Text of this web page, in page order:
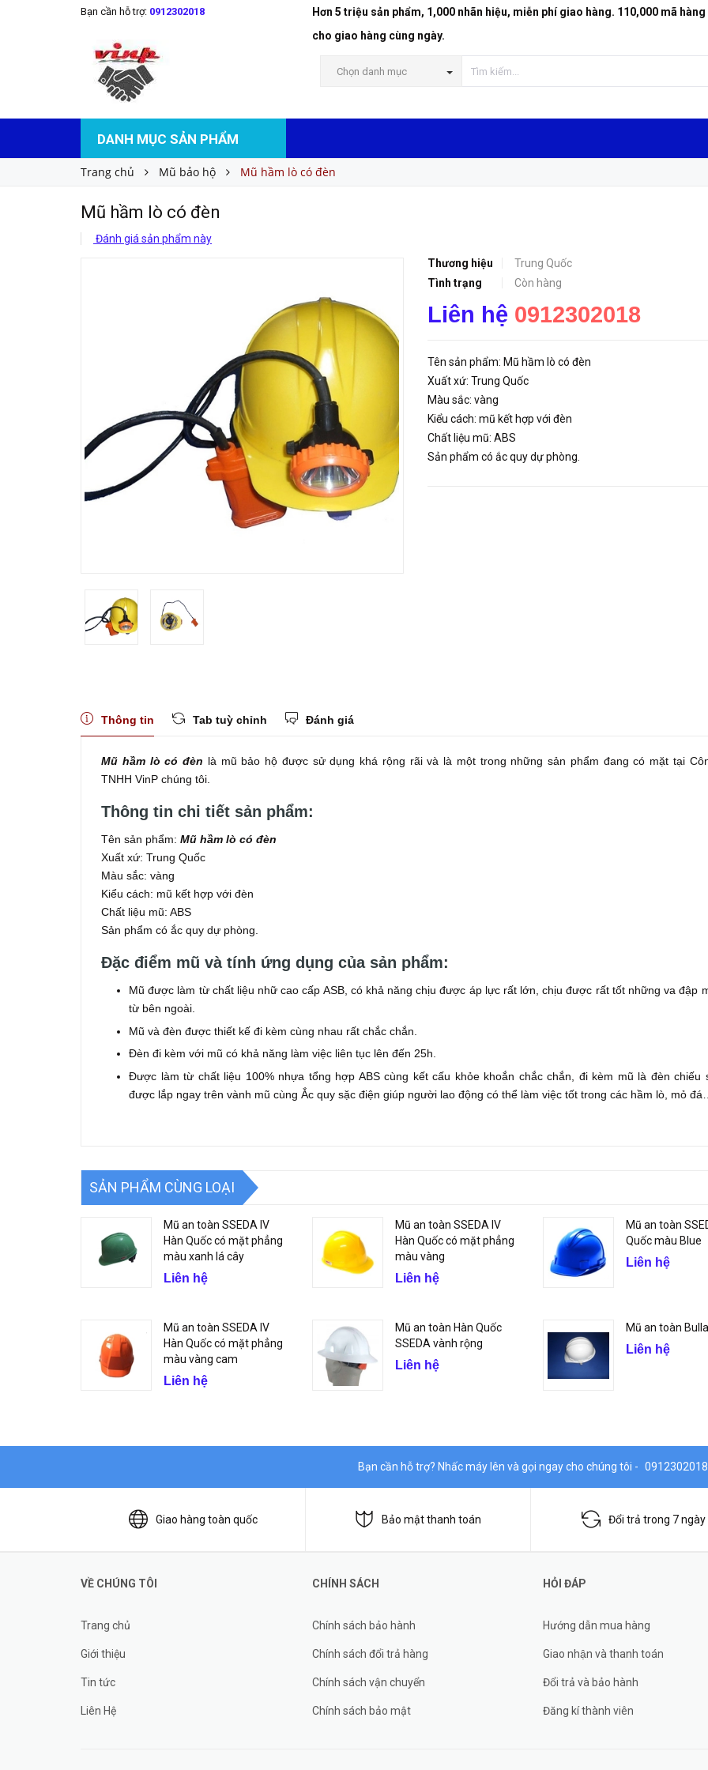
Bạn cần hỗ trợ: 0912302018
Hơn 5 triệu sản phẩm, 1,000 nhãn hiệu, miễn phí giao hàng. 110,000 mã
cho giao hàng cùng ngày.
Chọn danh mục
DANH MỤC SẢN PHẨM
Trang chủ Mũ bảo hộ Mũ hầm lò có đèn
Mũ hầm lò có đèn
Đánh giá sản phẩm này
Thương hiệu
Trung Quốc
Tình trạng
Còn hàng
Liên hệ 0912302018
Tên sản phẩm: Mũ hầm lò có đèn
Xuất xứ: Trung Quốc
Màu sắc: vàng
Kiểu cách: mũ kết hợp với đèn
Chất liệu mũ: ABS
Sản phẩm có ắc quy dự phòng.
Mũ hầm lò có đèn
Thông tin Tab tuỳ chỉnh Đánh giá
Mũ hầm lò có đèn là mũ bảo hộ được sử dụng khá rộng rãi và là một trong những sản phẩm đang có mặt tại
TNHH VinP chúng tôi.
Thông tin chi tiết sản phẩm:
Tên sản phẩm: Mũ hầm lò có đèn
Xuất xứ: Trung Quốc
Màu sắc: vàng
Kiểu cách: mũ kết hợp với đèn
Chất liệu mũ: ABS
Sản phẩm có ắc quy dự phòng.
Đặc điểm mũ và tính ứng dụng của sản phẩm:
Mũ được làm từ chất liệu nhữ cao cấp ASB, có khả năng chịu được áp lực rất lớn, chịu được rất tốt những va đập
từ bên ngoài.
Mũ và đèn được thiết kế đi kèm cùng nhau rất chắc chắn.
Đèn đi kèm với mũ có khả năng làm việc liên tục lên đến 25h.
Được làm từ chất liệu 100% nhựa tổng hợp ABS cùng kết cấu khỏe khoắn chắc chắn, đi kèm mũ là đèn chiếu
được lắp ngay trên vành mũ cùng Ắc quy sặc điện giúp người lao động có thể làm việc tốt trong các hầm lò, mỏ đá…
SẢN PHẨM CÙNG LOẠI
Mũ an toàn SSEDA IV
Hàn Quốc có mặt phẳng
màu xanh lá cây
Liên hệ
Mũ an toàn SSEDA IV
Hàn Quốc có mặt phẳng
màu vàng
Liên hệ
Mũ an toàn
Quốc màu Blue
Liên hệ
Mũ an toàn SSEDA IV
Hàn Quốc có mặt phẳng
màu vàng cam
Liên hệ
Mũ an toàn Hàn Quốc
SSEDA vành rộng
Liên hệ
Mũ an toàn
Liên hệ
Bạn cần hỗ trợ? Nhấc máy lên và gọi ngay cho chúng tôi - 0912302018
Giao hàng toàn quốc Bảo mật thanh toán Đổi trả trong 7 ngày
VỀ CHÚNG TÔI
Trang chủ
Giới thiệu
Tin tức
Liên Hệ
CHÍNH SÁCH
Chính sách bảo hành
Chính sách đổi trả hàng
Chính sách vận chuyển
Chính sách bảo mật
HỎI ĐÁP
Hướng dẫn mua hàng
Giao nhận và thanh toán
Đổi trả và bảo hành
Đăng kí thành viên